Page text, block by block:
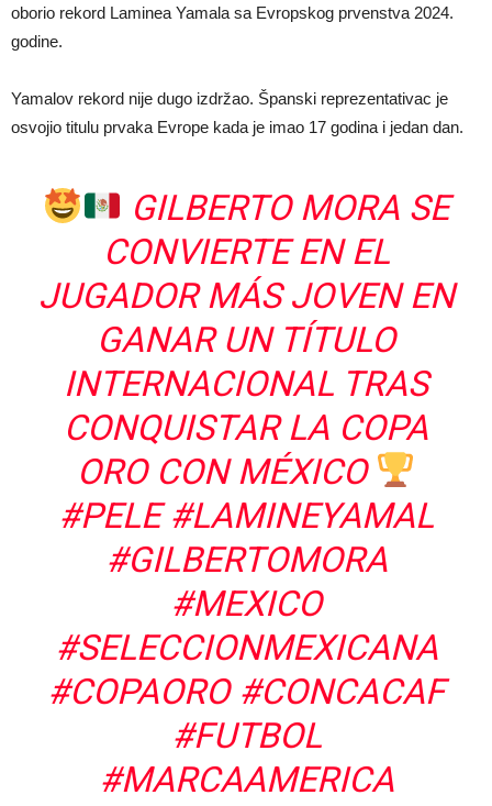
oborio rekord Laminea Yamala sa Evropskog prvenstva 2024.
godine.
Yamalov rekord nije dugo izdržao. Španski reprezentativac je
osvojio titulu prvaka Evrope kada je imao 17 godina i jedan dan.
GILBERTO MORA SE
CONVIERTE EN EL
JUGADOR MÁS JOVEN EN
GANAR UN TÍTULO
INTERNACIONAL TRAS
CONQUISTAR LA COPA
ORO CON MÉXICO
#PELE #LAMINEYAMAL
#GILBERTOMORA
#MEXICO
#SELECCIONMEXICANA
#COPAORO #CONCACAF
#FUTBOL
#MARCAAMERICA